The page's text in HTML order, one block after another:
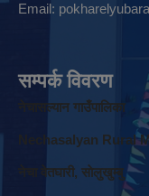
Email:
सम्पर्क विवरण
नेचासल्यान गाउँपालिका
Nechasalyan Rural
नेचा वेतघारी, साेलुखुम्बु